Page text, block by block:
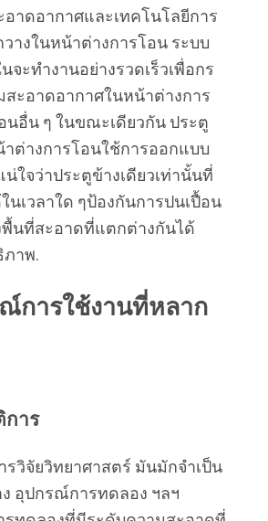
าดอากาศและเทคโนโลยีการ
างในหน้าต่างการโอน ระบบ
จะทํางานอย่างรวดเร็วเพื่อกร
สะอาดอากาศในหน้าต่างการ
นอื่น ๆ ในขณะเดียวกัน ประตู
ต่างการโอนใช้การออกแบบ
ใจว่าประตูข้างเดียวเท่านั้นที่
นเวลาใด ๆป้องกันการปนเปื้อน
พื้นที่สะอาดที่แตกต่างกันได้
ภาพ.
การใช้งานที่หลาก
าร
วิจัยวิทยาศาสตร์ มันมักจําเป็น
อุปกรณ์การทดลอง ฯลฯ